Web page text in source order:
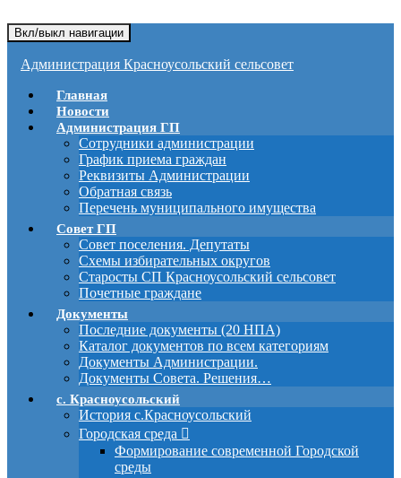
Вкл/выкл навигации
Администрация Красноусольский сельсовет
Главная
Новости
Администрация ГП
Сотрудники администрации
График приема граждан
Реквизиты Администрации
Обратная связь
Перечень муниципального имущества
Совет ГП
Совет поселения. Депутаты
Схемы избирательных округов
Старосты СП Красноусольский сельсовет
Почетные граждане
Документы
Последние документы (20 НПА)
Каталог документов по всем категориям
Документы Администрации.
Документы Совета. Решения…
с. Красноусольский
История с.Красноусольский
Городская среда
Формирование современной Городской
среды